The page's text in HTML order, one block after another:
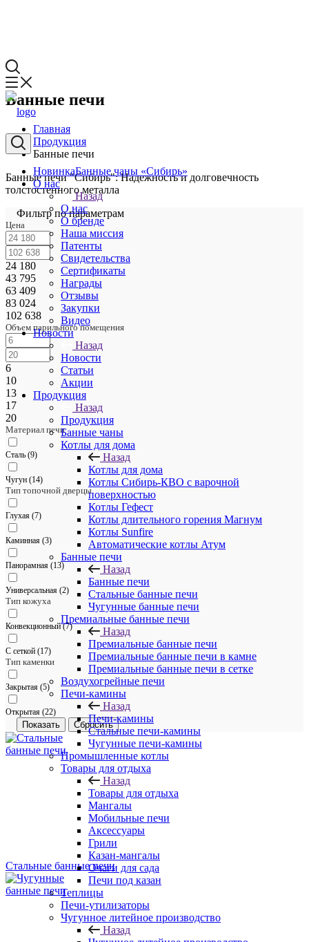
НовинкаБанные чаны «Сибирь»
О нас
Назад
О нас
О бренде
Наша миссия
Патенты
Свидетельства
Сертификаты
Награды
Отзывы
Закупки
Видео
Новости
Назад
Новости
Статьи
Акции
Продукция
Назад
Продукция
Банные чаны
Котлы для дома
Назад
Котлы для дома
Котлы Сибирь-КВО с варочной
поверхностью
Котлы Гефест
Котлы длительного горения Магнум
Котлы Sunfire
Автоматические котлы Атум
Банные печи
Назад
Банные печи
Стальные банные печи
Чугунные банные печи
Премиальные банные печи
Назад
Премиальные банные печи
Премиальные банные печи в камне
Премиальные банные печи в сетке
Воздухогрейные печи
Печи-камины
Назад
Печи-камины
Стальные печи-камины
Чугунные печи-камины
Промышленные котлы
Товары для отдыха
Назад
Товары для отдыха
Мангалы
Мобильные печи
Аксессуары
Грили
Казан-мангалы
Очаги для сада
Печи под казан
Теплицы
Печи-утилизаторы
Чугунное литейное производство
Назад
Банные печи
Главная
Продукция
Банные печи
Банные печи "Сибирь": Надежность и долговечность
толстостенного металла
Фильтр по параметрам
Цена
24 180
43 795
63 409
83 024
102 638
Объем парильного помещения
6
10
13
17
20
Материал печи
Сталь (9)
Чугун (14)
Тип топочной дверцы
Глухая (7)
Каминная (3)
Панорамная (13)
Универсальная (2)
Тип кожуха
Конвекционный (7)
С сеткой (17)
Тип каменки
Закрытая (5)
Открытая (22)
Сбросить
Стальные банные печи